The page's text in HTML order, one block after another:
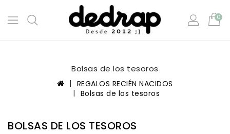
0
Bolsas de los tesoros
REGALOS RECIÉN NACIDOS
Bolsas de los tesoros
BOLSAS DE LOS TESOROS